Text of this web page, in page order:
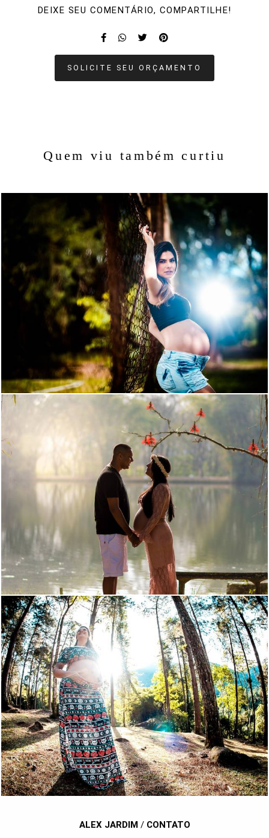
DEIXE SEU COMENTÁRIO, COMPARTILHE!
SOLICITE SEU ORÇAMENTO
Quem viu também curtiu
1409 132
1743 27
1398 45
ALEX JARDIM/ CONTATO